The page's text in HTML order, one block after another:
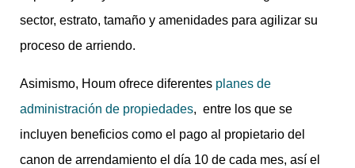
sector, estrato, tamaño y amenidades para agilizar su
proceso de arriendo.
Asimismo, Houm ofrece diferentes planes de
administración de propiedades, entre los que se
incluyen beneficios como el pago al propietario del
canon de arrendamiento el día 10 de cada mes, así el